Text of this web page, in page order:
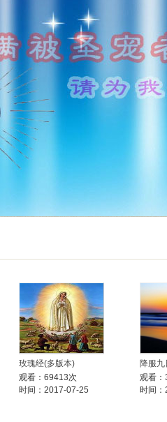
玫瑰经(多版本)
观看：69413次
时间：2017-07-25
降服
观看
时间